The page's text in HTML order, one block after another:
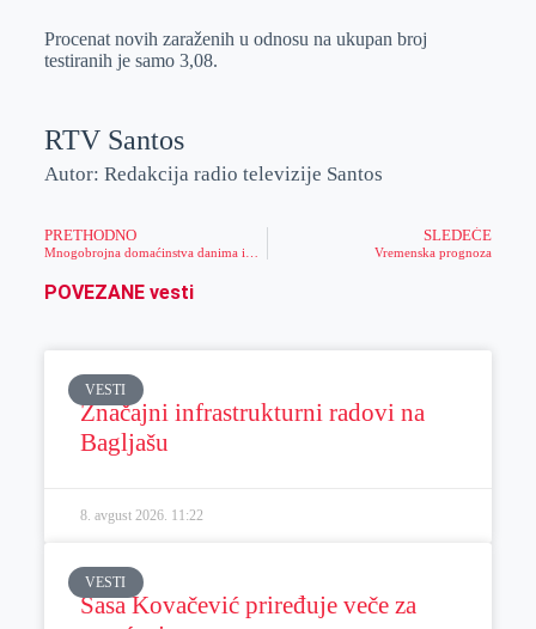
Procenat novih zaraženih u odnosu na ukupan broj
testiranih je samo 3,08.
RTV Santos
Autor: Redakcija radio televizije Santos
PRETHODNO SLEDEĆE
Vremenska prognoza
POVEZANE vesti
VESTI
Značajni infrastrukturni radovi na
Bagljašu
8. avgust 2026. 11:22
VESTI
Sasa Kovačević priređuje veče za